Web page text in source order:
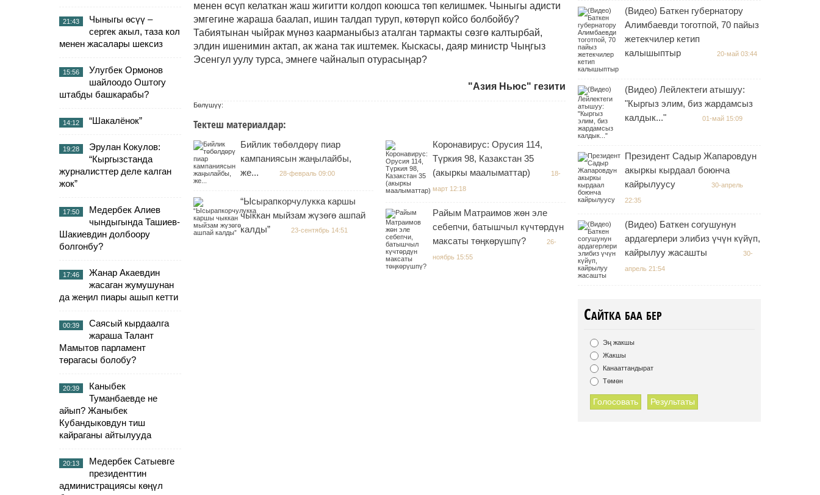
21:43
Чыныгы өсүү –
сергек акыл, таза кол
менен жасалары шексиз
15:56
Улугбек Ормонов
шайлоодо Оштогу
штабды башкарабы?
14:12 “Шакалёнок”
19:28
Эрулан Кокулов:
“Кыргызстанда
журналисттер деле калган
жок”
17:50
Медербек Алиев
чындыгында Ташиев-
Шакиевдин долбоору
болгонбу?
17:46
Жанар Акаевдин
жасаган жумушунан
да жеңил пиары ашып кетти
00:39
Саясый кырдаалга
жараша Талант
Мамытов парламент
төрагасы болобу?
20:39
Каныбек
Туманбаевде не
айып? Жаныбек
Кубандыковдун тиш
кайраганы айтылууда
20:13
Медербек Сатыевге
президенттин
администрациясы көңүл
менен өсүп келаткан жаш жигитти колдоп коюшса төп келишмек. Чыныгы адисти
эмгегине жараша баалап, ишин талдап туруп, көтөрүп койсо болбойбу?
Табиятынан чыйрак мүнөз каарманыбыз аталган тармакты сөзгө калтырбай,
элдин ишенимин актап, ак жана так иштемек. Кыскасы, даяр министр Чыңгыз
Эсенгул уулу турса, эмнеге чайналып отурасыңар?
"Азия Ньюс" гезити
Бөлүшүү:
Тектеш материалдар:
Бийлик төбөлдөрү пиар
кампаниясын жаңылайбы,
же...
28-февраль 09:00
“Ысырапкорчулукка каршы
чыккан мыйзам жүзөгө ашпай
калды”
23-сентябрь 14:51
Коронавирус: Орусия 114,
Түркия 98, Казакстан 35
(акыркы маалыматтар)
18-
март 12:18
Райым Матраимов жөн эле
себепчи, батышчыл күчтөрдүн
максаты төңкөрүшпү?
26-
ноябрь 15:55
(Видео) Баткен губернатору
Алимбаевди тоготпой, 70 пайыз
жетекчилер кетип
калышыптыр
20-май 03:44
(Видео) Лейлектеги атышуу:
"Кыргыз элим, биз жардамсыз
калдык..."
01-май 15:09
Президент Садыр Жапаровдун
акыркы кырдаал боюнча
кайрылуусу
30-апрель
22:35
(Видео) Баткен согушунун
ардагерлери элибиз үчүн күйүп,
кайрылуу жасашты
30-
апрель 21:54
Сайтка баа бер
Эң жакшы
Жакшы
Канааттандырат
Төмөн
Голосовать Результаты